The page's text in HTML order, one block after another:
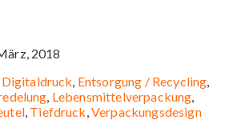
2018
Digitaldruck, Entsorgung / Recycling,
, Lebensmittelverpackung,
, Tiefdruck,Verpackungsdesign